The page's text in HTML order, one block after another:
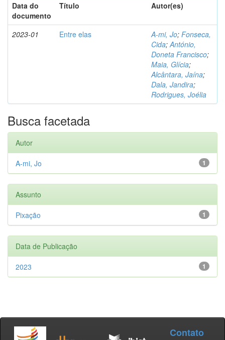
Data do
documento
Título Autor(es)
2023-01 Entre elas A-mi, Jo; Fonseca,
Cida;António,
Doneta Francisco;
Maia, Glícia;
Alcântara, Jaína;
Dala, Jandira;
Rodrigues, Joélia
Busca facetada
Autor
1
A-mi, Jo
Assunto
1
Pixação
Data de Publicação
1
2023
Contato